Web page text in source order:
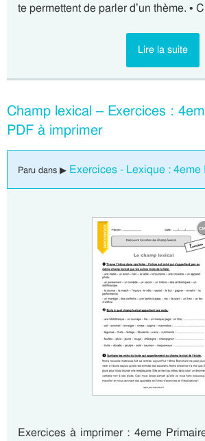
te permettent de parler d’un thème. •
Lire la suite
Champ lexical – Exercices :
PDF à imprimer
Paru dans ▶ Exercices - Lexique : 4eme
Exercices à imprimer : 4eme